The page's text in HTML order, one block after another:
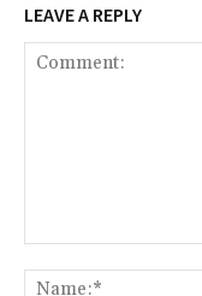
LEAVE A REPLY